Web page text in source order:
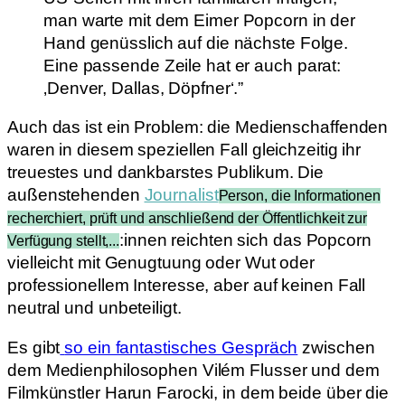
man warte mit dem Eimer Popcorn in der
Hand genüsslich auf die nächste Folge.
Eine passende Zeile hat er auch parat:
‚Denver, Dallas, Döpfner‘.”
Auch das ist ein Problem: die Medienschaffenden
waren in diesem speziellen Fall gleichzeitig ihr
treuestes und dankbarstes Publikum. Die
außenstehenden JournalistPerson, die Informationen
recherchiert, prüft und anschließend der Öffentlichkeit zur
Verfügung stellt,...:innen reichten sich das Popcorn
vielleicht mit Genugtuung oder Wut oder
professionellem Interesse, aber auf keinen Fall
neutral und unbeteiligt.
Es gibt so ein fantastisches Gespräch zwischen
dem Medienphilosophen Vilém Flusser und dem
Filmkünstler Harun Farocki, in dem beide über die